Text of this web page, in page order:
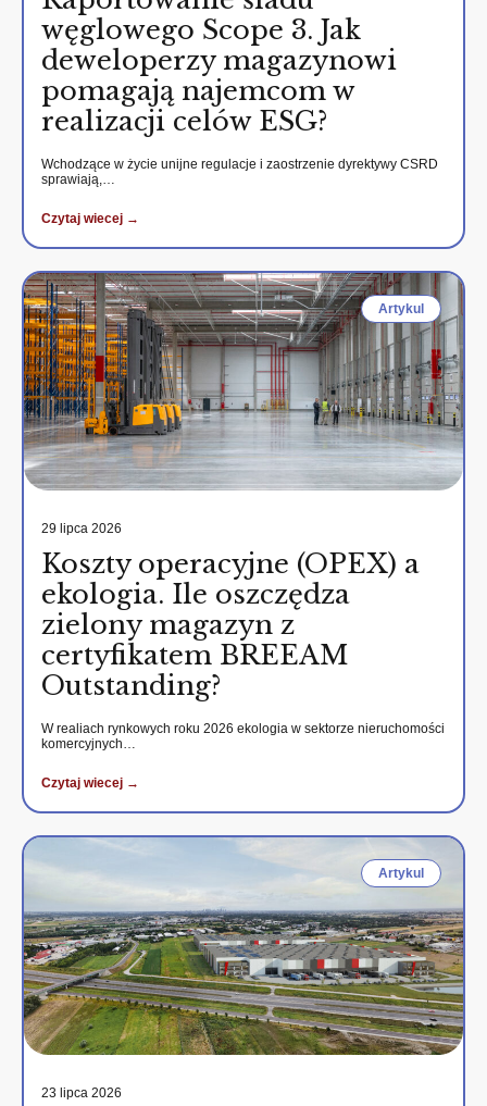
węglowego Scope 3. Jak
deweloperzy magazynowi
pomagają najemcom w
realizacji celów ESG?
Wchodzące w życie unijne regulacje i zaostrzenie dyrektywy CSRD
sprawiają,…
Czytaj wiecej →
Artykul
29 lipca 2026
Koszty operacyjne (OPEX) a
ekologia. Ile oszczędza
zielony magazyn z
certyfikatem BREEAM
Outstanding?
W realiach rynkowych roku 2026 ekologia w sektorze nieruchomości
komercyjnych…
Czytaj wiecej →
Artykul
23 lipca 2026